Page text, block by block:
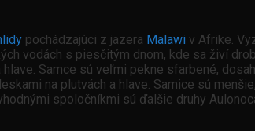
pochádzajúci z jazera Malawi v Afrike.
vodách s piesčitým dnom, kde sa živí
Samce sú veľmi pekne sfarbené,
na plutvách a hlave. Samice sú
spoločníkmi sú ďalšie druhy